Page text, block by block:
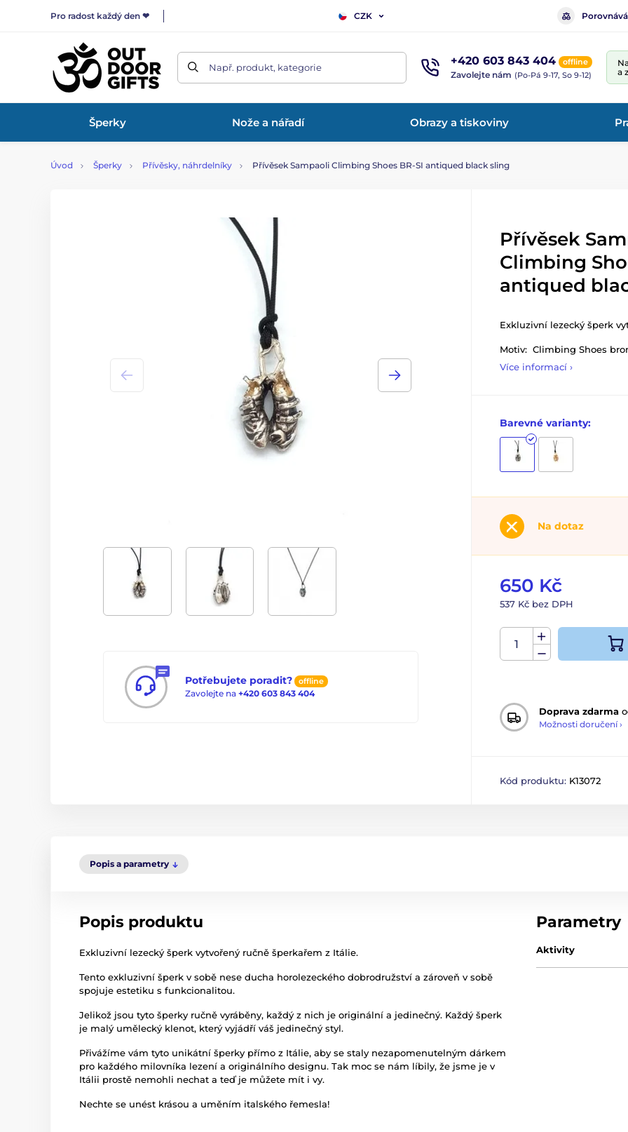
Pro radost každý den ❤ CZK
Např. produkt, kategorie +420 603 843 404 offline
Zavolejte nám (Po-Pá 9-17, So 9-12)
a
Šperky Nože a nářadí Obrazy a tiskoviny
Úvod Šperky Přívěsky, náhrdelníky Přívěsek Sampaoli Climbing Shoes BR-SI antiqued black sling
Potřebujete poradit? offline
Zavolejte na +420 603 843 404
Přívěsek
Climbing
antiqued
Exkluzivní lezecký šperk
Motiv: Climbing Shoes
Více informací ›
Barevné varianty:
Na dotaz
650 Kč
537 Kč bez DPH
Doprava zdarma
Možnosti doručení ›
Kód produktu: K13072
Popis a parametry
Popis produktu
Exkluzivní lezecký šperk vytvořený ručně šperkařem z Itálie.
Tento exkluzivní šperk v sobě nese ducha horolezeckého dobrodružství a zároveň v sobě
spojuje estetiku s funkcionalitou.
Jelikož jsou tyto šperky ručně vyráběny, každý z nich je originální a jedinečný. Každý šperk
je malý umělecký klenot, který vyjádří váš jedinečný styl.
Přivážíme vám tyto unikátní šperky přímo z Itálie, aby se staly nezapomenutelným dárkem
pro každého milovníka lezení a originálního designu. Tak moc se nám líbily, že jsme je v
Itálii prostě nemohli nechat a teď je můžete mít i vy.
Nechte se unést krásou a uměním italského řemesla!
Parametry
Aktivity